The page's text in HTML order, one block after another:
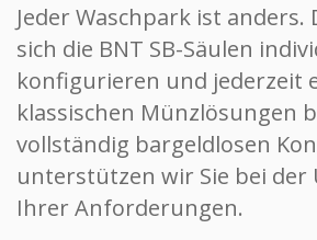
Jeder Waschpark ist anders.
sich die BNT SB-Säulen
konfigurieren und jederzeit
klassischen Münzlösungen
vollständig bargeldlosen
unterstützen wir Sie bei der
Ihrer Anforderungen.